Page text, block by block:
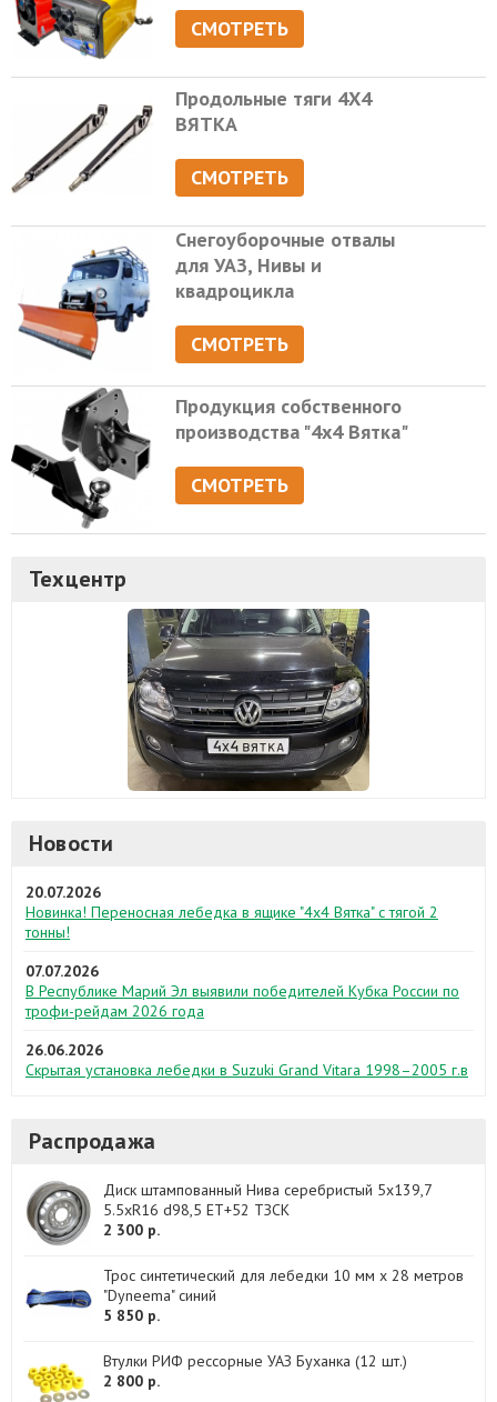
СМОТРЕТЬ
Продольные тяги 4Х4
ВЯТКА
СМОТРЕТЬ
Снегоуборочные отвалы
для УАЗ, Нивы и
квадроцикла
СМОТРЕТЬ
Продукция собственного
производства "4х4 Вятка"
СМОТРЕТЬ
Техцентр
Новости
20.07.2026
Новинка! Переносная лебедка в ящике "4х4 Вятка" с тягой 2
тонны!
07.07.2026
В Республике Марий Эл выявили победителей Кубка России по
трофи-рейдам 2026 года
26.06.2026
Скрытая установка лебедки в Suzuki Grand Vitara 1998–2005 г.в
Распродажа
Диск штампованный Нива серебристый 5x139,7
5.5xR16 d98,5 ET+52 ТЗСК
2 300 р.
Трос синтетический для лебедки 10 мм x 28 метров
"Dyneema" синий
5 850 р.
Втулки РИФ рессорные УАЗ Буханка (12 шт.)
2 800 р.